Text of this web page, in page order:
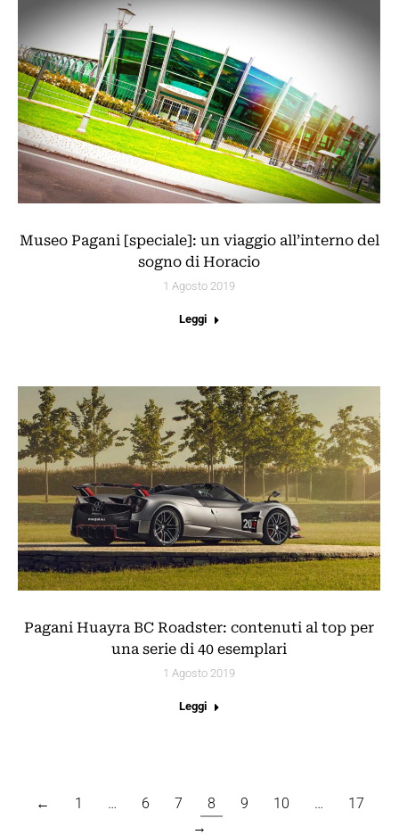
Museo Pagani [speciale]: un viaggio all’interno del
sogno di Horacio
1 Agosto 2019
Leggi
Pagani Huayra BC Roadster: contenuti al top per
una serie di 40 esemplari
1 Agosto 2019
Leggi
← 1 … 6 7 8 9 10 …
17
→